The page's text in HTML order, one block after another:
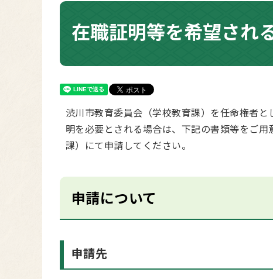
在職証明等を希望され
渋川市教育委員会（学校教育課）を任命権者
明を必要とされる場合は、下記の書類等をご
課）にて申請してください。
申請について
申請先